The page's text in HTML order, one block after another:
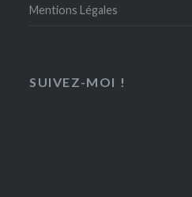
Mentions Légales
SUIVEZ-MOI !